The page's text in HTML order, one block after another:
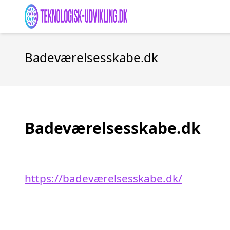
Badeværelsesskabe.dk
Badeværelsesskabe.dk
https://badeværelsesskabe.dk/